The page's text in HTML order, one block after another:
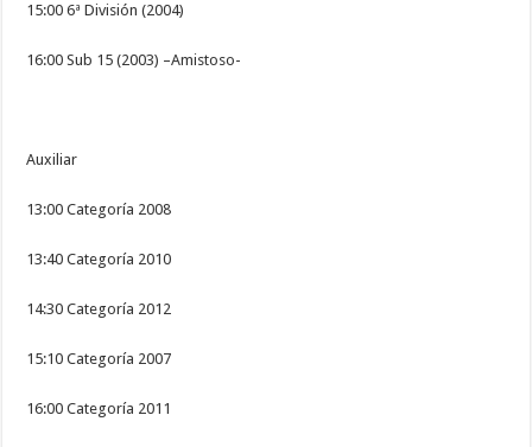
15:00 6ª División (2004)
16:00 Sub 15 (2003) –Amistoso-
Auxiliar
13:00 Categoría 2008
13:40 Categoría 2010
14:30 Categoría 2012
15:10 Categoría 2007
16:00 Categoría 2011